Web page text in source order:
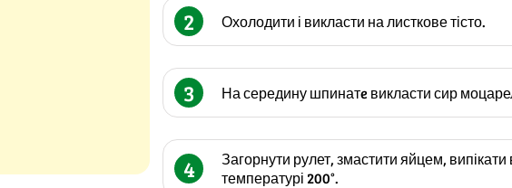
2 Охолодити і викласти на листкове тісто.
3 На середину шпинатe викласти сир
4
Загорнути рулет, змастити яйцем, випікати
температурі 200°.